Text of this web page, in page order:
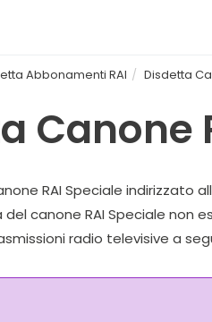
Abbonamenti RAI Disdetta
Canone
RAI Speciale indirizzato
canone RAI Speciale non
radio televisive a